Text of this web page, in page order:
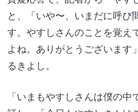
と、「いや〜、いまだに呼び
す。やすしさんのことを覚え
よね。ありがとうございます
るきよし。
「いまもやすしさんは僕の